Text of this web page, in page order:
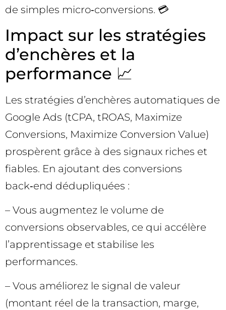
de simples micro‑conversions. 💳
Impact sur les stratégies
d’enchères et la
performance 📈
Les stratégies d’enchères automatiques de
Google Ads (tCPA, tROAS, Maximize
Conversions, Maximize Conversion Value)
prospèrent grâce à des signaux riches et
fiables. En ajoutant des conversions
back‑end dédupliquées :
– Vous augmentez le volume de
conversions observables, ce qui accélère
l’apprentissage et stabilise les
performances.
– Vous améliorez le signal de valeur
(montant réel de la transaction, marge,